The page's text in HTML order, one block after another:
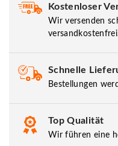
Kostenloser
Wir versenden
Schnelle
Bestellungen
Top Qualität
Wir führen eine